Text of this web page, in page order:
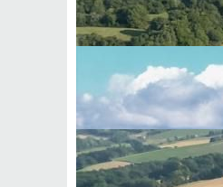
Startseite › Politik & Verwaltung
Lebenslagen
Seite